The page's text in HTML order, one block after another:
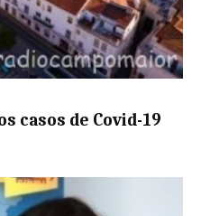
casos de Covid-19